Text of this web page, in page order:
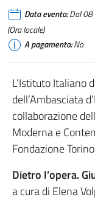
Data evento:Dal 08
(Ora locale)
A pagamento:No
L’Istituto Italiano
dell’Ambasciata
collaborazione
Moderna e
Fondazione
Dietro l’opera.
a cura di Elena